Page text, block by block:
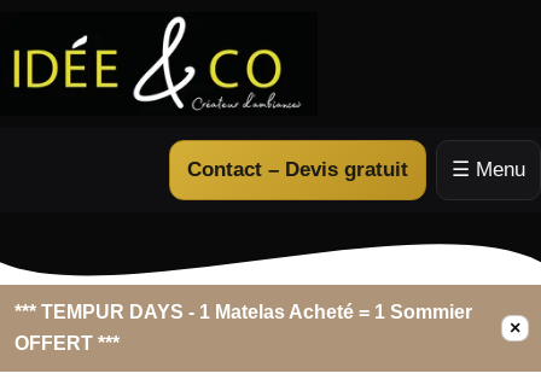
Contact – Devis gratuit ☰ Menu
*** TEMPUR DAYS - 1 Matelas Acheté = 1 Sommier
OFFERT ***
×